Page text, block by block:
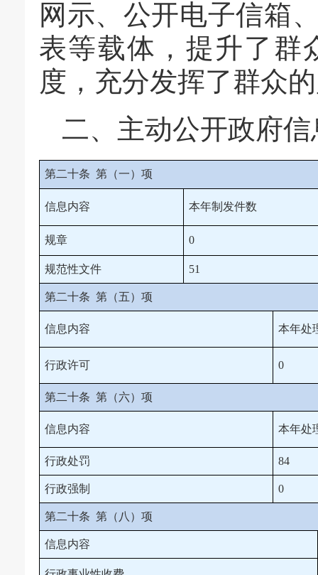
网示、公开电子信箱
表等载体，提升了群
度，充分发挥了群众
二、主动公开政府
第二十条 第（一）项
信息内容 本年制发件数
规章 0
规范性文件 51
第二十条 第（五）项
信息内容 本年处
行政许可 0
第二十条 第（六）项
信息内容 本年处
行政处罚 84
行政强制 0
第二十条 第（八）项
信息内容